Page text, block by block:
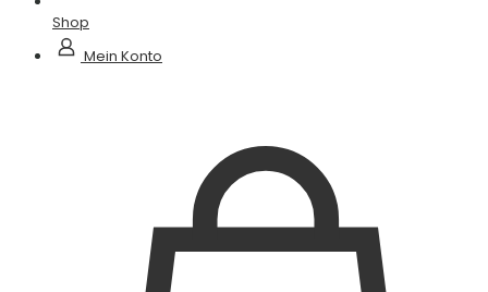
Shop
Mein Konto